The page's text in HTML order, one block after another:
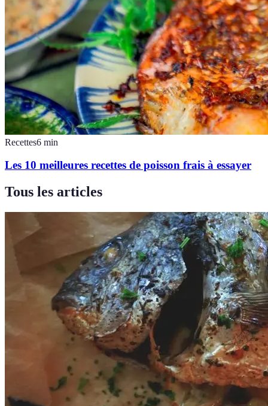
Recettes6 min
Les 10 meilleures recettes de poisson frais à essayer
Tous les articles